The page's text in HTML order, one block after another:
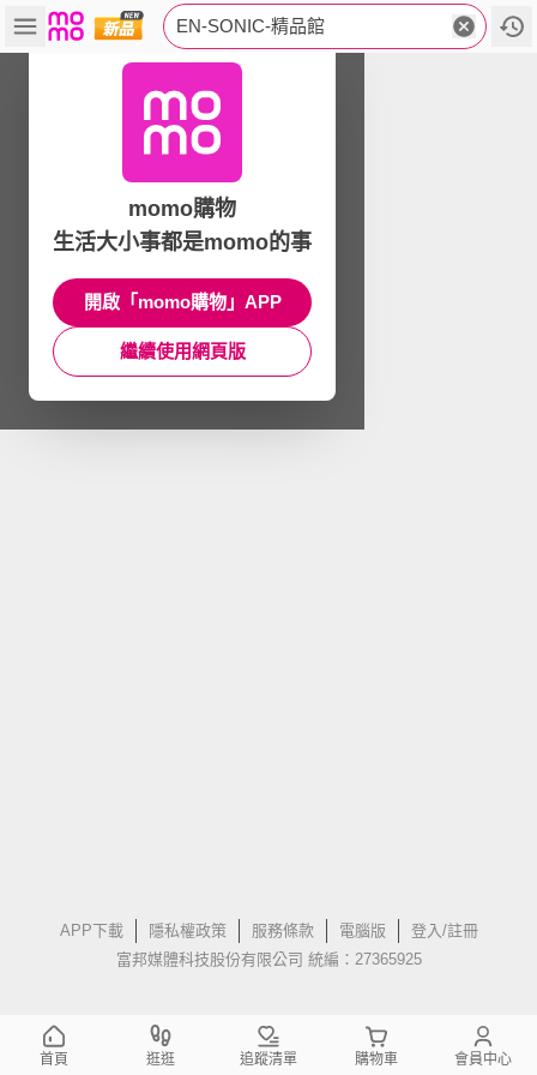
EN-SONIC-精品館
APP下載 隱私權政策 服務條款 電腦版
登入/註冊
富邦媒體科技股份有限公司 統編：27365925
momo購物
生活大小事都是momo的事
開啟「momo購物」APP
繼續使用網頁版
首頁 逛逛 追蹤清單 購物車 會員中心